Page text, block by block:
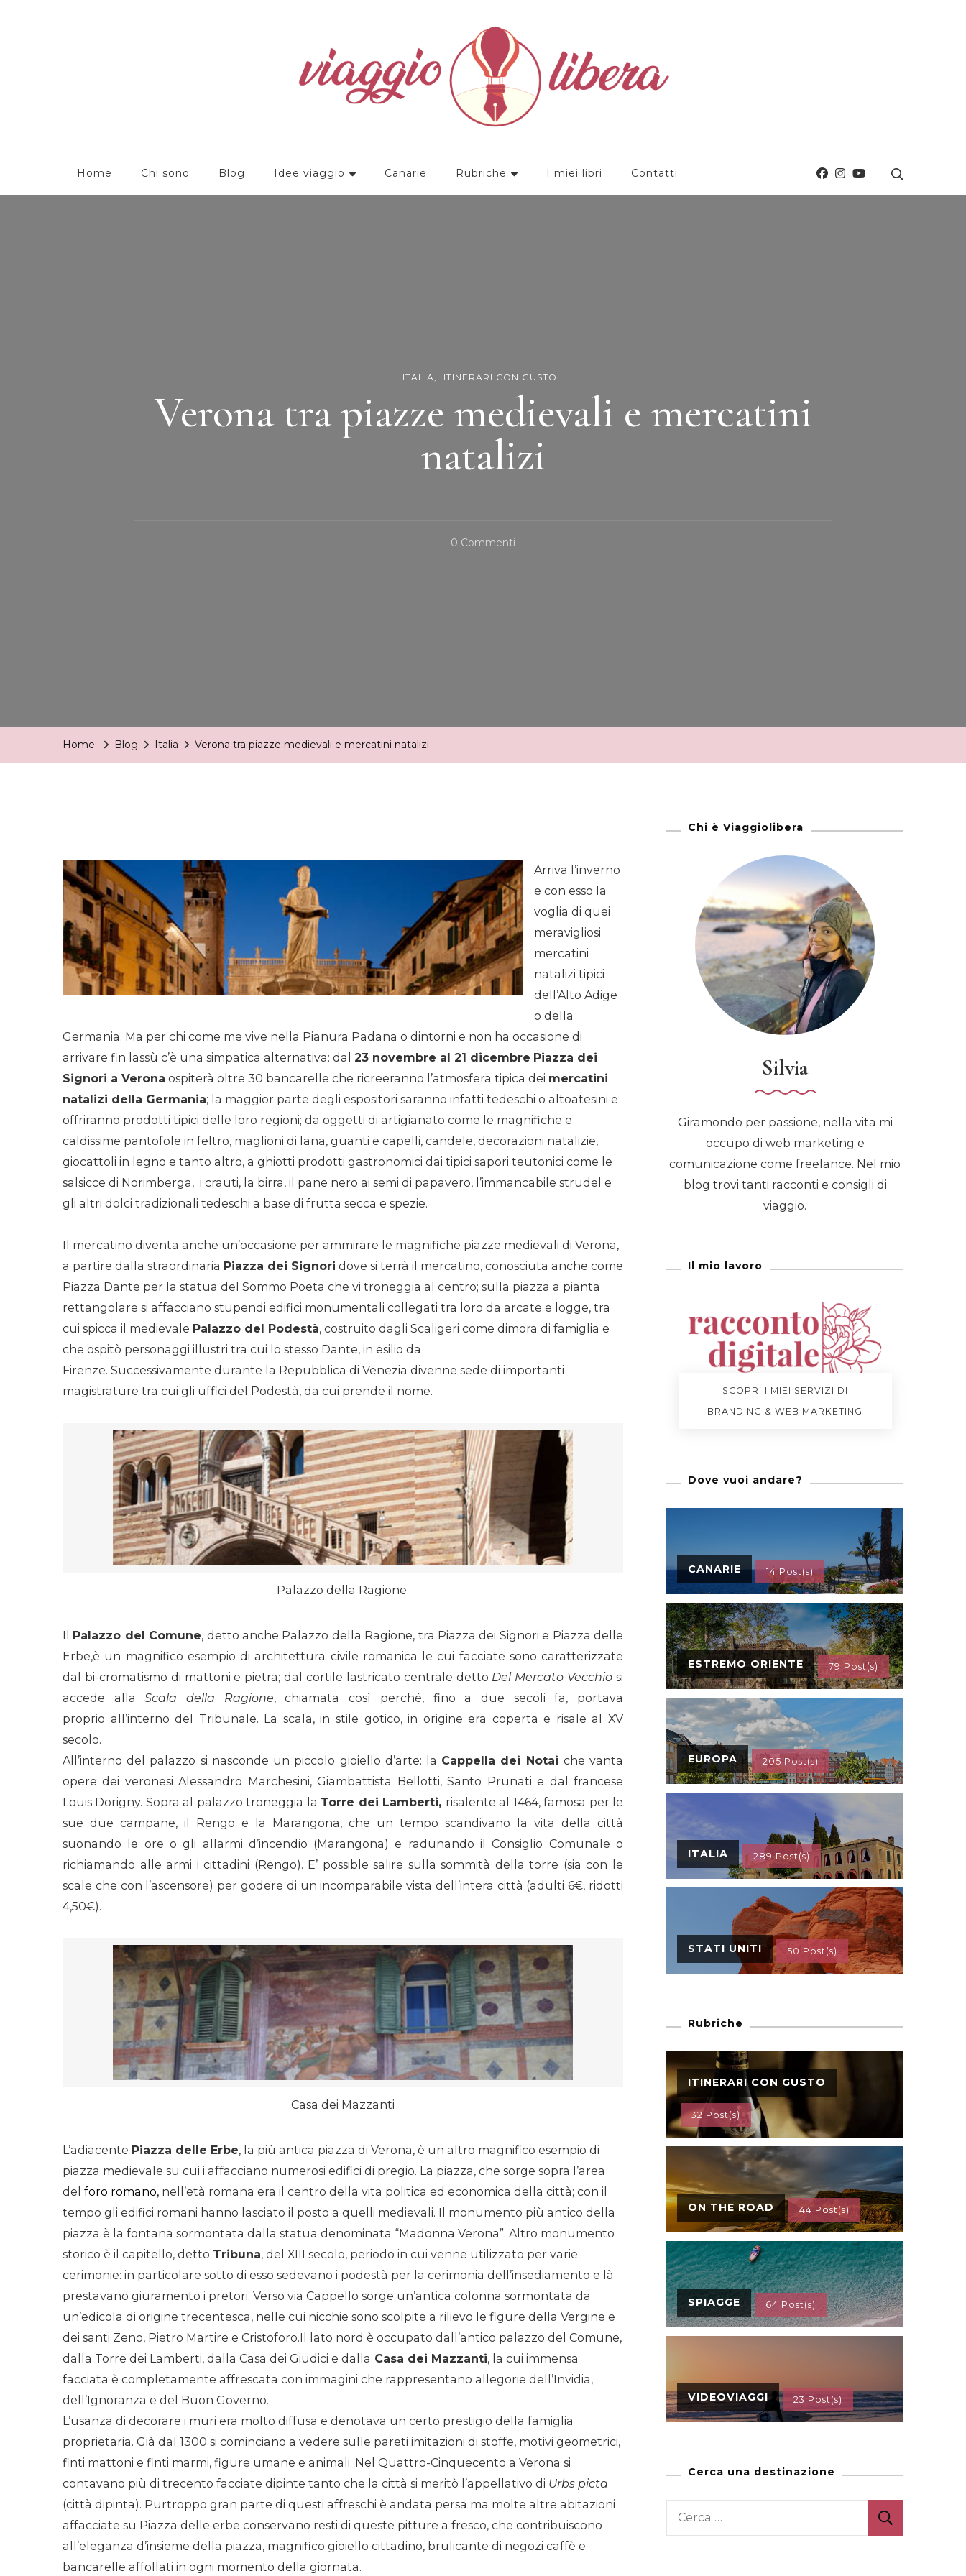
Viaggiolibera
Home Chi sono Blog Idee viaggio Canarie Rubriche I miei libri Contatti
ITALIA ITINERARI CON GUSTO
Verona tra piazze medievali e mercatini
natalizi
0 Commenti
Home Blog Italia Verona tra piazze medievali e mercatini natalizi
Arriva l’inverno
e con esso la
voglia di quei
meravigliosi
mercatini
natalizi tipici
dell’Alto Adige
o della
Germania. Ma per chi come me vive nella Pianura Padana o dintorni e non ha occasione di
arrivare fin lassù c’è una simpatica alternativa: dal 23 novembre al 21 dicembre Piazza dei
Signori a Verona ospiterà oltre 30 bancarelle che ricreeranno l’atmosfera tipica dei mercatini
natalizi della Germania; la maggior parte degli espositori saranno infatti tedeschi o altoatesini e
offriranno prodotti tipici delle loro regioni; da oggetti di artigianato come le magnifiche e
caldissime pantofole in feltro, maglioni di lana, guanti e capelli, candele, decorazioni natalizie,
giocattoli in legno e tanto altro, a ghiotti prodotti gastronomici dai tipici sapori teutonici come le
salsicce di Norimberga, i crauti, la birra, il pane nero ai semi di papavero, l’immancabile strudel e
gli altri dolci tradizionali tedeschi a base di frutta secca e spezie.
Il mercatino diventa anche un’occasione per ammirare le magnifiche piazze medievali di Verona,
a partire dalla straordinaria Piazza dei Signori dove si terrà il mercatino, conosciuta anche come
Piazza Dante per la statua del Sommo Poeta che vi troneggia al centro; sulla piazza a pianta
rettangolare si affacciano stupendi edifici monumentali collegati tra loro da arcate e logge, tra
cui spicca il medievale Palazzo del Podestà, costruito dagli Scaligeri come dimora di famiglia e
che ospitò personaggi illustri tra cui lo stesso Dante, in esilio da
Firenze. Successivamente durante la Repubblica di Venezia divenne sede di importanti
magistrature tra cui gli uffici del Podestà, da cui prende il nome.
Palazzo della Ragione
Il Palazzo del Comune, detto anche Palazzo della Ragione, tra Piazza dei Signori e Piazza delle
Erbe,è un magnifico esempio di architettura civile romanica le cui facciate sono caratterizzate
dal bi-cromatismo di mattoni e pietra; dal cortile lastricato centrale detto Del Mercato Vecchio si
accede allaScala della Ragione, chiamata così perché, fino a due secoli fa, portava
proprio all’interno del Tribunale. La scala, in stile gotico, in origine era coperta e risale al XV
secolo.
All’interno del palazzo si nasconde un piccolo gioiello d’arte: la Cappella dei Notai che vanta
opere dei veronesi Alessandro Marchesini, Giambattista Bellotti, Santo Prunati e dal francese
Louis Dorigny. Sopra al palazzo troneggia la Torre dei Lamberti, risalente al 1464,famosa per le
sue due campane, il Rengo e la Marangona, che un tempo scandivano la vita della città
suonando le ore o gli allarmi d’incendio (Marangona) e radunando il Consiglio Comunale o
richiamando alle armi i cittadini (Rengo). E’ possible salire sulla sommità della torre (sia con le
scale che con l’ascensore) per godere di un incomparabile vista dell’intera città (adulti 6€, ridotti
4,50€).
Casa dei Mazzanti
L’adiacente Piazza delle Erbe, la più antica piazza di Verona, è un altro magnifico esempio di
piazza medievale su cui i affacciano numerosi edifici di pregio. La piazza, che sorge sopra l’area
del foro romano, nell’età romana era il centro della vita politica ed economica della città; con il
tempo gli edifici romani hanno lasciato il posto a quelli medievali. Il monumento più antico della
piazza è la fontana sormontata dalla statua denominata “Madonna Verona”. Altro monumento
storico è il capitello, detto Tribuna, del XIII secolo, periodo in cui venne utilizzato per varie
cerimonie: in particolare sotto di esso sedevano i podestà per la cerimonia dell’insediamento e là
prestavano giuramento i pretori. Verso via Cappello sorge un’antica colonna sormontata da
un’edicola di origine trecentesca, nelle cui nicchie sono scolpite a rilievo le figure della Vergine e
dei santi Zeno, Pietro Martire e Cristoforo.Il lato nord è occupato dall’antico palazzo del Comune,
dalla Torre dei Lamberti, dalla Casa dei Giudici e dalla Casa dei Mazzanti, la cui immensa
facciata è completamente affrescata con immagini che rappresentano allegorie dell’Invidia,
dell’Ignoranza e del Buon Governo.
L’usanza di decorare i muri era molto diffusa e denotava un certo prestigio della famiglia
proprietaria. Già dal 1300 si cominciano a vedere sulle pareti imitazioni di stoffe, motivi geometrici,
finti mattoni e finti marmi, figure umane e animali. Nel Quattro-Cinquecento a Verona si
contavano più di trecento facciate dipinte tanto che la città si meritò l’appellativo di Urbs picta
(città dipinta). Purtroppo gran parte di questi affreschi è andata persa ma molte altre abitazioni
affacciate su Piazza delle erbe conservano resti di queste pitture a fresco, che contribuiscono
all’eleganza d’insieme della piazza, magnifico gioiello cittadino, brulicante di negozi caffè e
bancarelle affollati in ogni momento della giornata.
Chi è Viaggiolibera
Silvia
Giramondo per passione, nella vita mi
occupo di web marketing e
comunicazione come freelance. Nel mio
blog trovi tanti racconti e consigli di
viaggio.
Il mio lavoro
SCOPRI I MIEI SERVIZI DI
BRANDING & WEB MARKETING
Dove vuoi andare?
CANARIE 14 Post(s)
ESTREMO ORIENTE 79 Post(s)
EUROPA 205 Post(s)
ITALIA 289 Post(s)
STATI UNITI 50 Post(s)
Rubriche
ITINERARI CON GUSTO
32 Post(s)
ON THE ROAD 44 Post(s)
SPIAGGE 64 Post(s)
VIDEOVIAGGI 23 Post(s)
Cerca una destinazione
Ricerca